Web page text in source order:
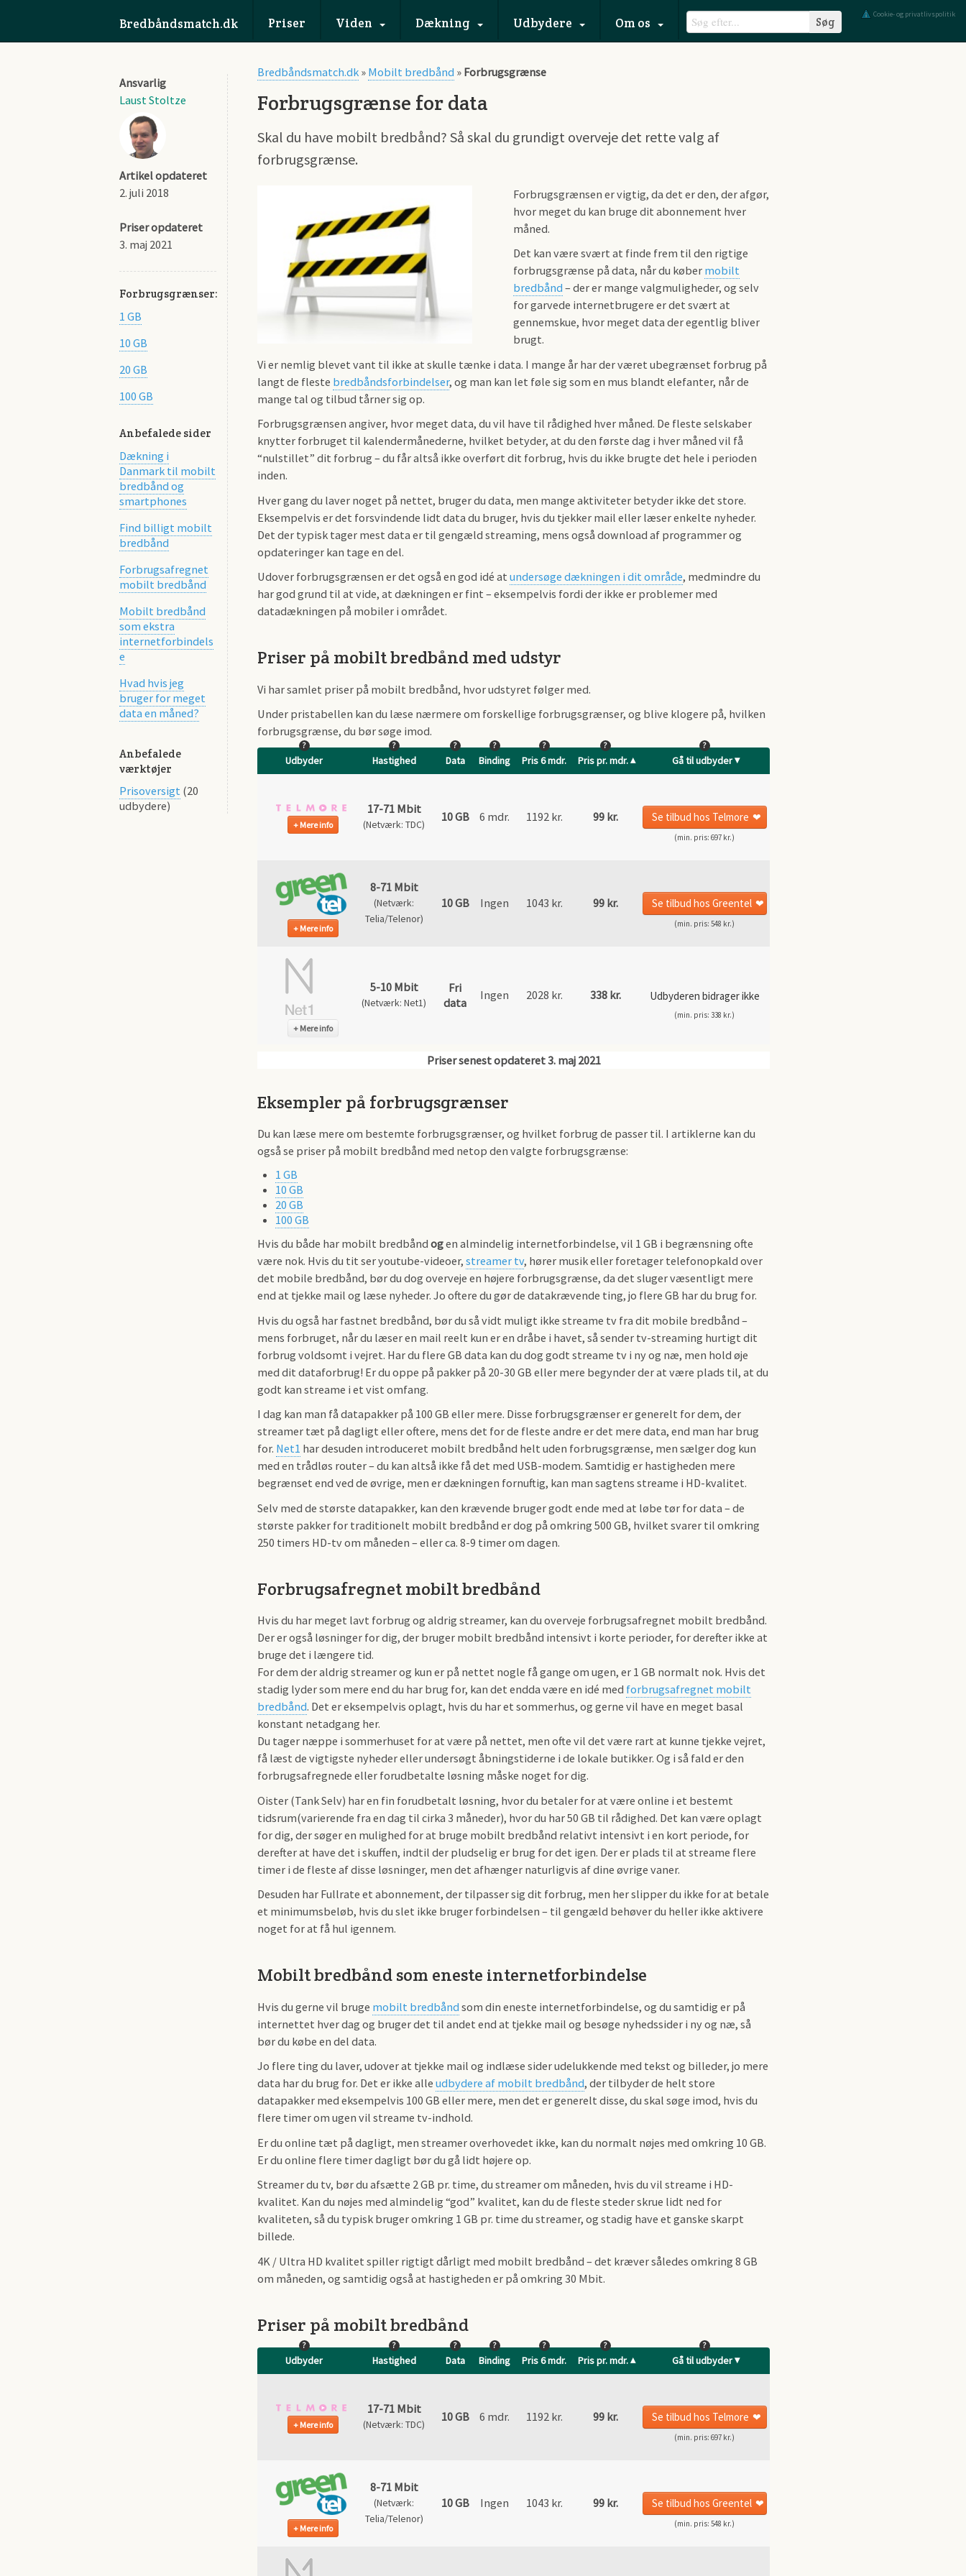
Bredbåndsmatch.dk Priser Viden Dækning Udbydere Om os
Cookie- og privatlivspolitik
Ansvarlig
Laust Stoltze
Artikel opdateret
2. juli 2018
Priser opdateret
3. maj 2021
Forbrugsgrænser:
1 GB
10 GB
20 GB
100 GB
Anbefalede sider
Dækning i
Danmark til mobilt
bredbånd og
smartphones
Find billigt mobilt
bredbånd
Forbrugsafregnet
mobilt bredbånd
Mobilt bredbånd
som ekstra
internetforbindels
e
Hvad hvis jeg
bruger for meget
data en måned?
Anbefalede
værktøjer
Prisoversigt (20
udbydere)
Bredbåndsmatch.dk » Mobilt bredbånd » Forbrugsgrænse
Forbrugsgrænse for data
Skal du have mobilt bredbånd? Så skal du grundigt overveje det rette valg af
forbrugsgrænse.
Forbrugsgrænsen er vigtig, da det er den, der afgør,
hvor meget du kan bruge dit abonnement hver
måned.
Det kan være svært at finde frem til den rigtige
forbrugsgrænse på data, når du køber mobilt
bredbånd – der er mange valgmuligheder, og selv
for garvede internetbrugere er det svært at
gennemskue, hvor meget data der egentlig bliver
brugt.
Vi er nemlig blevet vant til ikke at skulle tænke i data. I mange år har der været ubegrænset forbrug på
langt de fleste bredbåndsforbindelser, og man kan let føle sig som en mus blandt elefanter, når de
mange tal og tilbud tårner sig op.
Forbrugsgrænsen angiver, hvor meget data, du vil have til rådighed hver måned. De fleste selskaber
knytter forbruget til kalendermånederne, hvilket betyder, at du den første dag i hver måned vil få
“nulstillet” dit forbrug – du får altså ikke overført dit forbrug, hvis du ikke brugte det hele i perioden
inden.
Hver gang du laver noget på nettet, bruger du data, men mange aktiviteter betyder ikke det store.
Eksempelvis er det forsvindende lidt data du bruger, hvis du tjekker mail eller læser enkelte nyheder.
Det der typisk tager mest data er til gengæld streaming, mens også download af programmer og
opdateringer kan tage en del.
Udover forbrugsgrænsen er det også en god idé atundersøge dækningen i dit område, medmindre du
har god grund til at vide, at dækningen er fint – eksempelvis fordi der ikke er problemer med
datadækningen på mobiler i området.
Priser på mobilt bredbånd med udstyr
Vi har samlet priser på mobilt bredbånd, hvor udstyret følger med.
Under pristabellen kan du læse nærmere om forskellige forbrugsgrænser, og blive klogere på, hvilken
forbrugsgrænse, du bør søge imod.
Udbyder
?
Hastighed
?
Data
?
Binding
?
Pris 6 mdr.
?
Pris pr. mdr.
?
Gå til udbyder
?
Mere info
17-71 Mbit
(Netværk: TDC)
10 GB 6 mdr. 1192 kr. 99 kr. Se tilbud hos Telmore
(min. pris: 697 kr.)
Mere info
8-71 Mbit
(Netværk:
Telia/Telenor)
10 GB Ingen 1043 kr. 99 kr. Se tilbud hos Greentel
(min. pris: 548 kr.)
Mere info
5-10 Mbit
(Netværk: Net1)
Fri
data
Ingen 2028 kr. 338 kr. Udbyderen bidrager ikke
(min. pris: 338 kr.)
Eksempler på forbrugsgrænser
Du kan læse mere om bestemte forbrugsgrænser, og hvilket forbrug de passer til. I artiklerne kan du
også se priser på mobilt bredbånd med netop den valgte forbrugsgrænse:
1 GB
10 GB
20 GB
100 GB
Hvis du både har mobilt bredbåndogen almindelig internetforbindelse, vil 1 GB i begrænsning ofte
være nok. Hvis du tit ser youtube-videoer,streamer tv, hører musik eller foretager telefonopkald over
det mobile bredbånd, bør du dog overveje en højere forbrugsgrænse, da det sluger væsentligt mere
end at tjekke mail og læse nyheder. Jo oftere du gør de datakrævende ting, jo flere GB har du brug for.
Hvis du også har fastnet bredbånd, bør du så vidt muligt ikke streame tv fra dit mobile bredbånd –
mens forbruget, når du læser en mail reelt kun er en dråbe i havet, så sender tv-streaming hurtigt dit
forbrug voldsomt i vejret. Har du flere GB data kan du dog godt streame tv i ny og næ, men hold øje
med dit dataforbrug! Er du oppe på pakker på 20-30 GB eller mere begynder der at være plads til, at du
godt kan streame i et vist omfang.
I dag kan man få datapakker på 100 GB eller mere. Disse forbrugsgrænser er generelt for dem, der
streamer tæt på dagligt eller oftere, mens det for de fleste andre er det mere data, end man har brug
for. Net1 har desuden introduceret mobilt bredbånd helt uden forbrugsgrænse, men sælger dog kun
med en trådløs router – du kan altså ikke få det med USB-modem. Samtidig er hastigheden mere
begrænset end ved de øvrige, men er dækningen fornuftig, kan man sagtens streame i HD-kvalitet.
Selv med de største datapakker, kan den krævende bruger godt ende med at løbe tør for data – de
største pakker for traditionelt mobilt bredbånd er dog på omkring 500 GB, hvilket svarer til omkring
250 timers HD-tv om måneden – eller ca. 8-9 timer om dagen.
Forbrugsafregnet mobilt bredbånd
Hvis du har meget lavt forbrug og aldrig streamer, kan du overveje forbrugsafregnet mobilt bredbånd.
Der er også løsninger for dig, der bruger mobilt bredbånd intensivt i korte perioder, for derefter ikke at
bruge det i længere tid.
For dem der aldrig streamer og kun er på nettet nogle få gange om ugen, er 1 GB normalt nok. Hvis det
stadig lyder som mere end du har brug for, kan det endda være en idé med forbrugsafregnet mobilt
bredbånd. Det er eksempelvis oplagt, hvis du har et sommerhus, og gerne vil have en meget basal
konstant netadgang her.
Du tager næppe i sommerhuset for at være på nettet, men ofte vil det være rart at kunne tjekke vejret,
få læst de vigtigste nyheder eller undersøgt åbningstiderne i de lokale butikker. Og i så fald er den
forbrugsafregnede eller forudbetalte løsning måske noget for dig.
Oister (Tank Selv) har en fin forudbetalt løsning, hvor du betaler for at være online i et bestemt
tidsrum(varierende fra en dag til cirka 3 måneder), hvor du har 50 GB til rådighed. Det kan være oplagt
for dig, der søger en mulighed for at bruge mobilt bredbånd relativt intensivt i en kort periode, for
derefter at have det i skuffen, indtil der pludselig er brug for det igen. Der er plads til at streame flere
timer i de fleste af disse løsninger, men det afhænger naturligvis af dine øvrige vaner.
Desuden har Fullrate et abonnement, der tilpasser sig dit forbrug, men her slipper du ikke for at betale
et minimumsbeløb, hvis du slet ikke bruger forbindelsen – til gengæld behøver du heller ikke aktivere
noget for at få hul igennem.
Mobilt bredbånd som eneste internetforbindelse
Hvis du gerne vil bruge mobilt bredbånd som din eneste internetforbindelse, og du samtidig er på
internettet hver dag og bruger det til andet end at tjekke mail og besøge nyhedssider i ny og næ, så
bør du købe en del data.
Jo flere ting du laver, udover at tjekke mail og indlæse sider udelukkende med tekst og billeder, jo mere
data har du brug for. Det er ikke alleudbydere af mobilt bredbånd, der tilbyder de helt store
datapakker med eksempelvis 100 GB eller mere, men det er generelt disse, du skal søge imod, hvis du
flere timer om ugen vil streame tv-indhold.
Er du online tæt på dagligt, men streamer overhovedet ikke, kan du normalt nøjes med omkring 10 GB.
Er du online flere timer dagligt bør du gå lidt højere op.
Streamer du tv, bør du afsætte 2 GB pr. time, du streamer om måneden, hvis du vil streame i HD-
kvalitet. Kan du nøjes med almindelig “god” kvalitet, kan du de fleste steder skrue lidt ned for
kvaliteten, så du typisk bruger omkring 1 GB pr. time du streamer, og stadig have et ganske skarpt
billede.
4K / Ultra HD kvalitet spiller rigtigt dårligt med mobilt bredbånd – det kræver således omkring 8 GB
om måneden, og samtidig også at hastigheden er på omkring 30 Mbit.
Priser på mobilt bredbånd
Udbyder
?
Hastighed
?
Data
?
Binding
?
Pris 6 mdr.
?
Pris pr. mdr.
?
Gå til udbyder
?
Mere info
17-71 Mbit
(Netværk: TDC)
10 GB 6 mdr. 1192 kr. 99 kr. Se tilbud hos Telmore
(min. pris: 697 kr.)
Mere info
8-71 Mbit
(Netværk:
Telia/Telenor)
10 GB Ingen 1043 kr. 99 kr. Se tilbud hos Greentel
(min. pris: 548 kr.)